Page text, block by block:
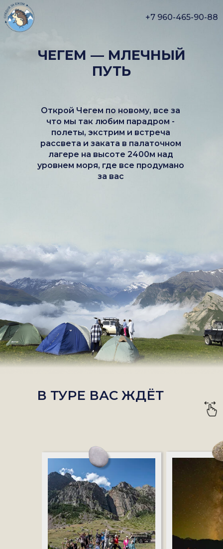
+7 960-465-90-88
Открой Чегем по новому, все за
что мы так любим парадром -
полеты, экстрим и встреча
рассвета и заката в палаточном
лагере на высоте 2400м над
уровнем моря, где все продумано
за вас
ЧЕГЕМ — МЛЕЧНЫЙ
ПУТЬ
В ТУРЕ ВАС ЖДЁТ